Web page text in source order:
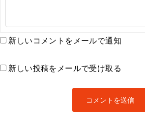
新しいコメントをメールで通知
新しい投稿をメールで受け取る